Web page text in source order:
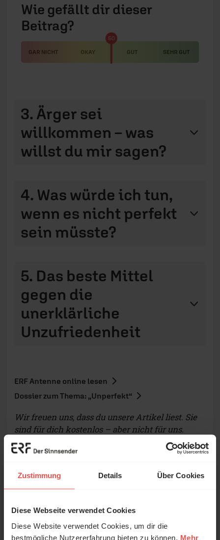
Zustimmung Details Über Cookies
Diese Webseite verwendet Cookies
Diese Website verwendet Cookies, um dir die
bestmögliche Nutzererfahrung bieten zu können. Mehr
Wie gefällt dir dieser
Beitrag?
GAR NICHT OKAY GUT SEHR GUT
50
3. Ärger sei
willkommen – was
willst du mir sagen?
4. Was würde ich tun,
wenn es nicht perfekt
sein müsste?
5. Das beste Mittel
gegen die
unerklärliche
Unzufriedenheit
ERF Antenne online lesen
Dossier zum Thema: „Unperfekt“
Wir freuen uns, dass du unsere Artikel liest. Sie
sind für dich kostenlos – aber nicht für uns.
Unterstütze uns mit deiner Spende.
Autor/-in